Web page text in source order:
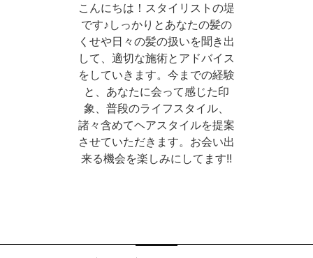
こんにちは！スタイリストの堤
です♪しっかりとあなたの髪の
くせや日々の髪の扱いを聞き出
して、適切な施術とアドバイス
をしていきます。今までの経験
と、あなたに会って感じた印
象、普段のライフスタイル、
諸々含めてヘアスタイルを提案
させていただきます。お会い出
来る機会を楽しみにしてます!!